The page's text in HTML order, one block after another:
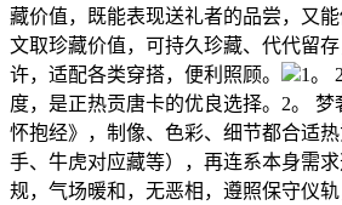
藏价值，既能表现送礼者的品尝，又
文取珍藏价值，可持久珍藏、代代留
许，适配各类穿搭，便利照顾。
1。
度，是正热贡唐卡的优良选择。2。
怀抱经》，制像、色彩、细节都合适
手、牛虎对应藏等），再连系本身需
规，气场暖和，无恶相，遵照保守仪